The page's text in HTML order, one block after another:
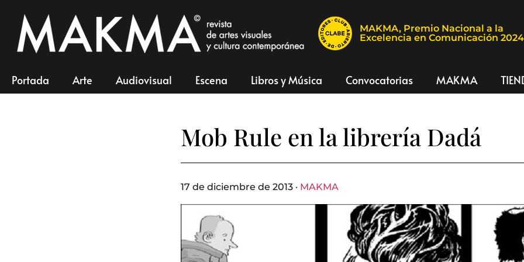
MAKMA, Premio Nacional a la
Excelencia en Comunicación 2024
Portada Arte Audiovisual Escena Libros y Música Convocatorias MAKMA
Mob Rule en la librería Dadá
17 de diciembre de 2013 · MAKMA